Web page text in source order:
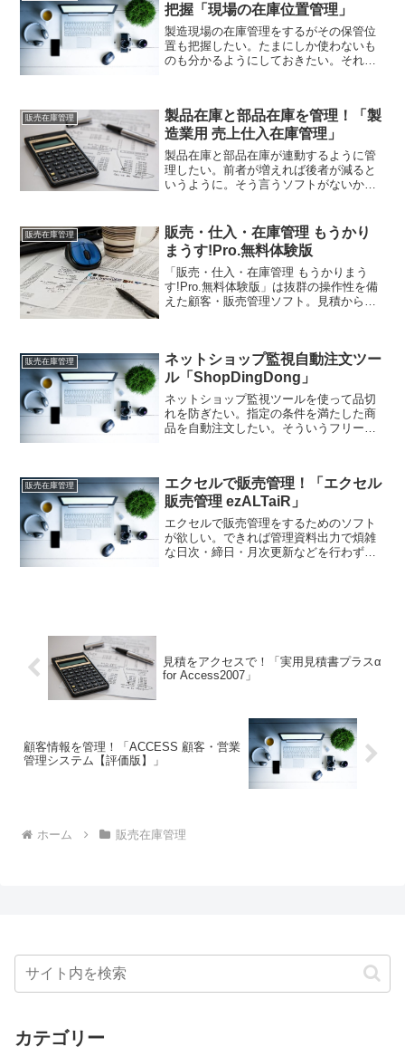
把握「現場の在庫位置管理」
製造現場の在庫管理をするがその保管位
置も把握したい。たまにしか使わないも
のも分かるようにしておきたい。それが
位置管理」はいかがでしょうか。製造現
場の在庫管理が簡単にできますよ！
販売在庫管理
製品在庫と部品在庫を管理！「製
造業用 売上仕入在庫管理」
製品在庫と部品在庫が連動するように管
理したい。前者が増えれば後者が減ると
いうように。そう言うソフトがないか？
か。製品在庫と部品在庫、関連してチェ
ックできますよ！
販売在庫管理
販売・仕入・在庫管理 もうかり
まうす!Pro.無料体験版
「販売・仕入・在庫管理 もうかりまう
す!Pro.無料体験版」は抜群の操作性を備
えた顧客・販売管理ソフト。見積から受
験版」便利ですよ。
販売在庫管理
ネットショップ監視自動注文ツー
ル「ShopDingDong」
ネットショップ監視ツールを使って品切
れを防ぎたい。指定の条件を満たした商
品を自動注文したい。そういうフリーソ
ップ監視がツールで出来ますよ！
販売在庫管理
エクセルで販売管理！「エクセル
販売管理 ezALTaiR」
エクセルで販売管理をするためのソフト
が欲しい。できれば管理資料出力で煩雑
な日次・締日・月次更新などを行わずに
見積をアクセスで！「実用見積書プラスα
for Access2007」
顧客情報を管理！「ACCESS 顧客・営業
管理システム【評価版】」
ホーム 販売在庫管理
カテゴリー